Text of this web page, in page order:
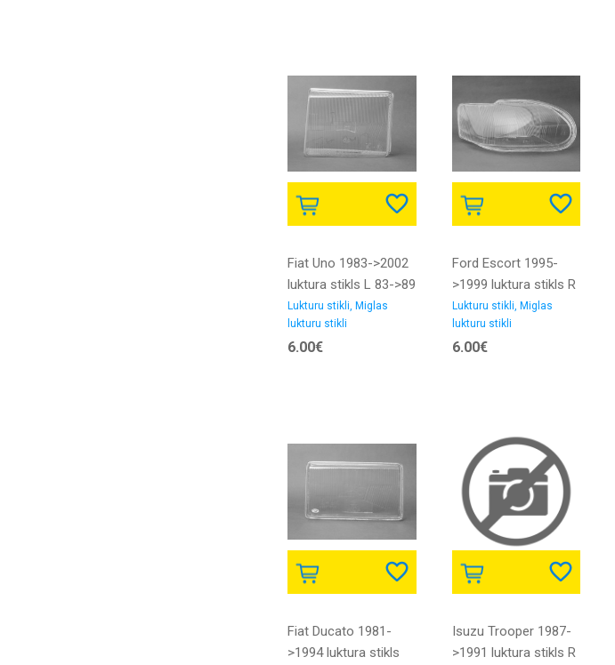
Fiat Uno 1983->2002
luktura stikls L 83->89
DEPO
Lukturu stikli, Miglas
lukturu stikli
6.00€
Ford Escort 1995-
>1999 luktura stikls R
DJ AUTO
Lukturu stikli, Miglas
lukturu stikli
6.00€
Fiat Ducato 1981-
>1994 luktura stikls
Isuzu Trooper 1987-
>1991 luktura stikls R